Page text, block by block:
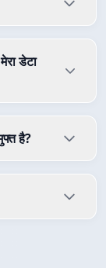
डेटा
है?